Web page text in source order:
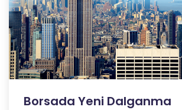
Borsada Yeni Dalganma